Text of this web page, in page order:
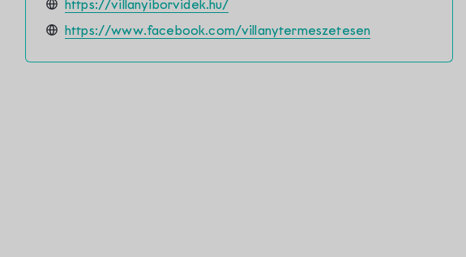
https://villanyiborvidek.hu/
https://www.facebook.com/villanytermeszetesen